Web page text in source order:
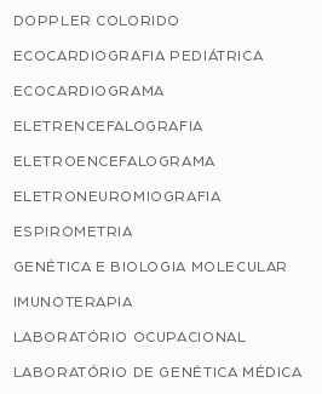
DOPPLER COLORIDO
ECOCARDIOGRAFIA PEDIÁTRICA
ECOCARDIOGRAMA
ELETRENCEFALOGRAFIA
ELETROENCEFALOGRAMA
ELETRONEUROMIOGRAFIA
ESPIROMETRIA
GENÉTICA E BIOLOGIA MOLECULAR
IMUNOTERAPIA
LABORATÓRIO OCUPACIONAL
LABORATÓRIO DE GENÉTICA MÉDICA